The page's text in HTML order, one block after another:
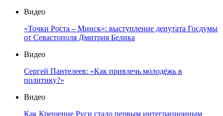
Видео
«Точки Роста – Минск»: выступление депутата Госдумы
от Севастополя Дмитрия Белика
Видео
Сергей Пантелеев: «Как привлечь молодёжь в
политику?»
Видео
Как Крещение Руси стало первым интеграционным